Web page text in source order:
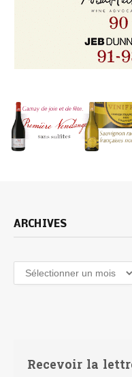
ARCHIVES
Archives
Recevoir la